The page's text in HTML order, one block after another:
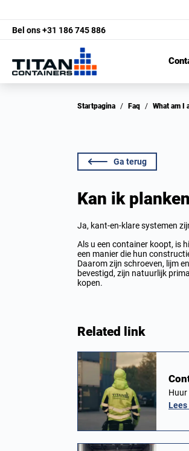
Bel ons+31 186 745 886
Startpagina / Faq / What
Ga terug
Kan ik
Ja, kant-en-klare systemen
Als u een container koopt, is
een manier die hun
Daarom zijn schroeven, lijm
bevestigd, zijn natuurlijk
kopen.
Related link
Huur
Lees